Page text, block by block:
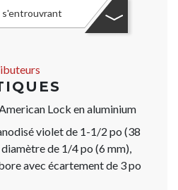
s'entrouvrant
Lock en aluminium
violet de 1-1/2 po (38
de 1/4 po (6 mm),
avec écartement de 3 po